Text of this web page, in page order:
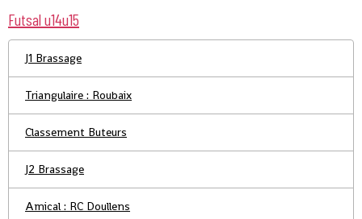
Futsal u14u15
J1 Brassage
Triangulaire : Roubaix
Classement Buteurs
J2 Brassage
Amical : RC Doullens